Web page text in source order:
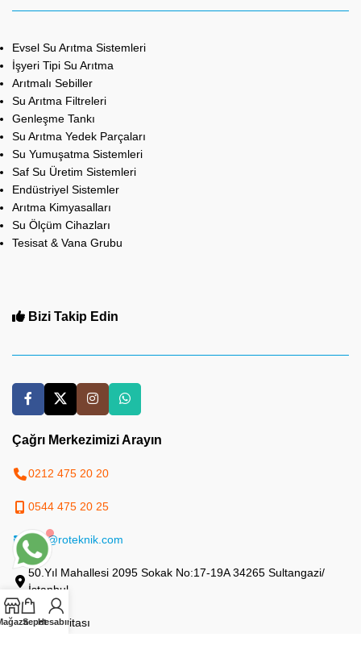
Evsel Su Arıtma Sistemleri
İşyeri Tipi Su Arıtma
Arıtmalı Sebiller
Su Arıtma Filtreleri
Genleşme Tankı
Su Arıtma Yedek Parçaları
Su Yumuşatma Sistemleri
Saf Su Üretim Sistemleri
Endüstriyel Sistemler
Arıtma Kimyasalları
Su Ölçüm Cihazları
Tesisat & Vana Grubu
Bizi Takip Edin
Çağrı Merkezimizi Arayın
0212 475 20 20
0544 475 20 25
info@roteknik.com
50.Yıl Mahallesi 2095 Sokak No:17-19A 34265 Sultangazi/
İstanbul
Site Haritası
SepetHesabım